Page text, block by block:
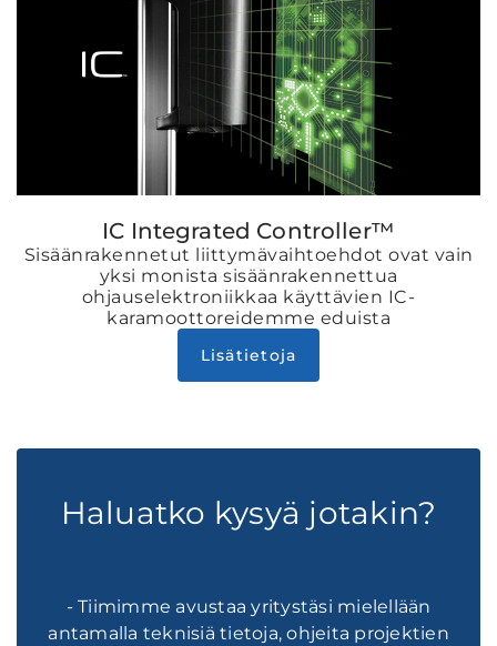
IC Integrated Controller™
Sisäänrakennetut liittymävaihtoehdot ovat vain
yksi monista sisäänrakennettua
ohjauselektroniikkaa käyttävien IC-
karamoottoreidemme eduista
Lisätietoja
Haluatko kysyä jotakin?
- Tiimimme avustaa yritystäsi mielellään
antamalla teknisiä tietoja, ohjeita projektien